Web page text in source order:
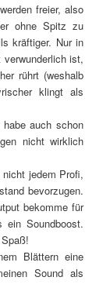
freier, also
ohne Spitz zu
kräftiger. Nur in
ist,
rührt (weshalb
klingt als
auch schon
nicht wirklich
jedem Profi,
bevorzugen.
bekomme für
Soundboost.
Blättern eine
Sound als